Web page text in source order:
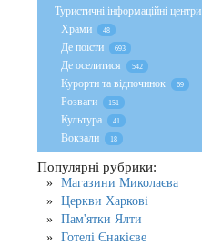
Туристичні інформаційні центри
Храми 48
Де поїсти 693
Де оселитися 542
Курорти та відпочинок 69
Розваги 151
Культура 41
Вокзали 18
Популярні рубрики:
Магазини Миколаєва
Церкви Харкові
Пам'ятки Ялти
Готелі Єнакієве